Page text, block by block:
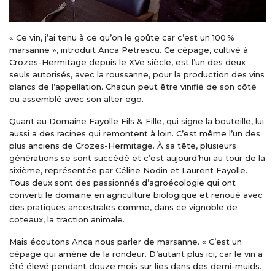
« Ce vin, j’ai tenu à ce qu’on le goûte car c’est un 100 %
marsanne », introduit Anca Petrescu. Ce cépage, cultivé à
Crozes-Hermitage depuis le XVe siècle, est l’un des deux
seuls autorisés, avec la roussanne, pour la production des vins
blancs de l’appellation. Chacun peut être vinifié de son côté
ou assemblé avec son alter ego.
Quant au Domaine Fayolle Fils & Fille, qui signe la bouteille, lui
aussi a des racines qui remontent à loin. C’est même l’un des
plus anciens de Crozes-Hermitage. À sa tête, plusieurs
générations se sont succédé et c’est aujourd’hui au tour de la
sixième, représentée par Céline Nodin et Laurent Fayolle.
Tous deux sont des passionnés d’agroécologie qui ont
converti le domaine en agriculture biologique et renoué avec
des pratiques ancestrales comme, dans ce vignoble de
coteaux, la traction animale.
Mais écoutons Anca nous parler de marsanne. « C’est un
cépage qui amène de la rondeur. D’autant plus ici, car le vin a
été élevé pendant douze mois sur lies dans des demi-muids.